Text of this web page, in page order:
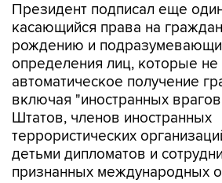
Президент подписал еще
касающийся права на
рождению и
определения лиц, которые
автоматическое получение
включая "иностранных
Штатов, членов иностранных
террористических
детьми дипломатов и
признанных международных